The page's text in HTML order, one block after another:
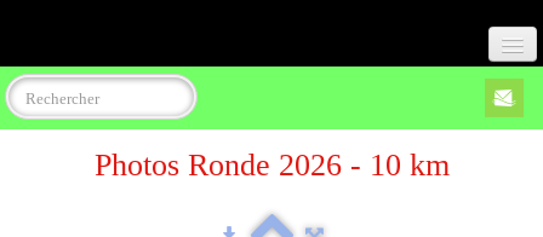
Accueil
ProgrammePhotos Ronde 2026 - 10 km